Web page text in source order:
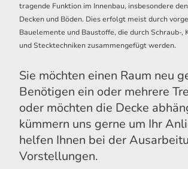
tragende Funktion im Innenbau, insbesondere
Decken und Böden. Dies erfolgt meist durch
Bauelemente und Baustoffe, die durch Schraub-,
und Stecktechniken zusammengefügt werden.
Sie möchten einen Raum neu
Benötigen ein oder mehrere
oder möchten die Decke
kümmern uns gerne um Ihr
helfen Ihnen bei der
Vorstellungen.